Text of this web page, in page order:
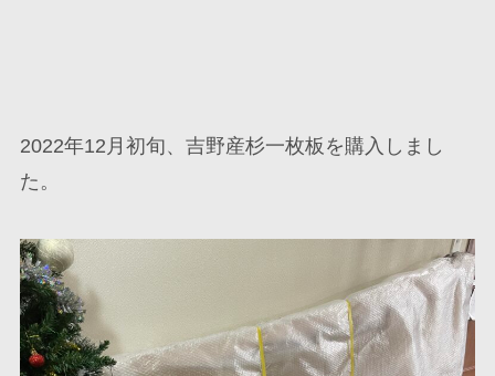
2022年12月初旬、吉野産杉一枚板を購入しまし
た。